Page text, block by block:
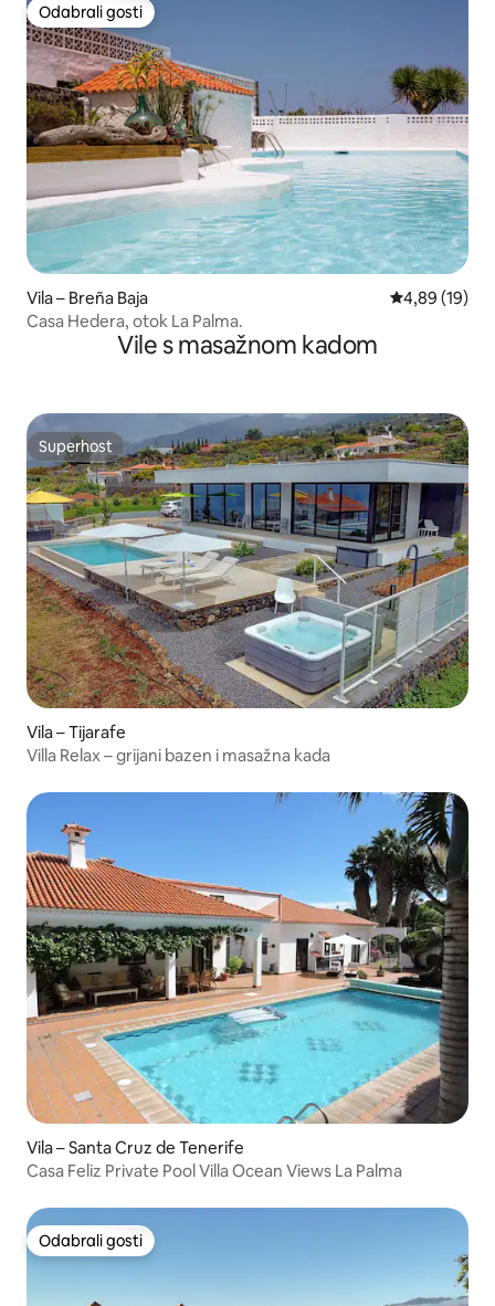
Odabrali gosti
Odabrali gosti
Vila – Breña Baja Prosječna
4,89 (19)
Casa Hedera, otok La Palma.
Vile s masažnom kadom
Superhost
Superhost
Vila – Tijarafe
Villa Relax – grijani bazen i masažna kada
Vila – Santa Cruz de Tenerife
Casa Feliz Private Pool Villa Ocean Views La Palma
Odabrali gosti
Odabrali gosti